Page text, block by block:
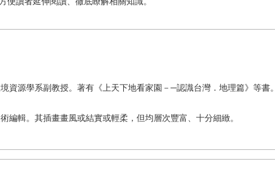
資源學系副教授。著有《上天下地看家園－─認識台灣．地理篇》等書。
編輯。其插畫畫風或結實或輕柔，但均層次豐富、十分細緻。